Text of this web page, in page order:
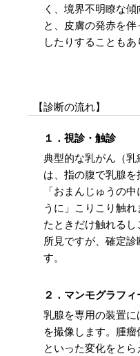
く、境界不明瞭な
と、皮膚の発赤を
したりすることもあ
【診断の流れ】
１．視診・触診
典型的な乳がん（乳
は、指の腹で乳腺
「おまんじゅうの
うに」こりこり触
たときだけ触れるし
所見ですが、確定
す。
２．マンモグラフィ
乳腺を専用の装置
を撮像します。腫瘤
といった変化をとら